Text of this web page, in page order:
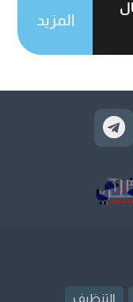
المزيد
التنظيف